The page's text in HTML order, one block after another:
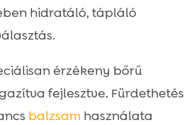
hidratáló, tápláló
érzékeny bőrű
fejlesztve. Fürdethetés
balzsamhasználata